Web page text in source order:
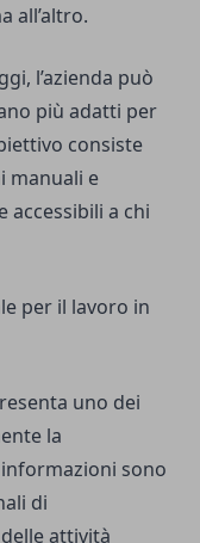
all’altro.
l’azienda può
più adatti per
consiste
manuali e
a chi
per il lavoro in
uno dei
la
sono
di
attività